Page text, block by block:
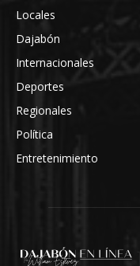
Locales
Dajabón
Internacionales
Deportes
Regionales
Política
Entretenimiento